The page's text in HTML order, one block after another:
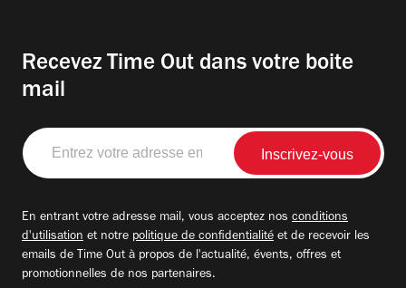
Recevez Time Out dans votre boite
mail
Entrez
votre
adresse
En entrant votre adresse mail, vous acceptez nos conditions
d'utilisation et notre politique de confidentialité et de recevoir les
emails de Time Out à propos de l'actualité, évents, offres et
promotionnelles de nos partenaires.